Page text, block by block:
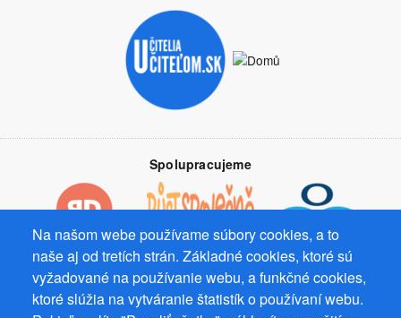
Na našom webe používame súbory cookies, a to
naše aj od tretích strán. Základné cookies, ktoré sú
vyžadované na používanie webu, a funkčné cookies,
ktoré slúžia na vytváranie štatistík o používaní webu.
Spolupracujeme
Prevádzkovateľ: Mgr. Bc. Žaneta Radimecká, MBA, Ostrov 256, 561
22 Ostrov, IČ 08993033, DIČ CZ9161263958